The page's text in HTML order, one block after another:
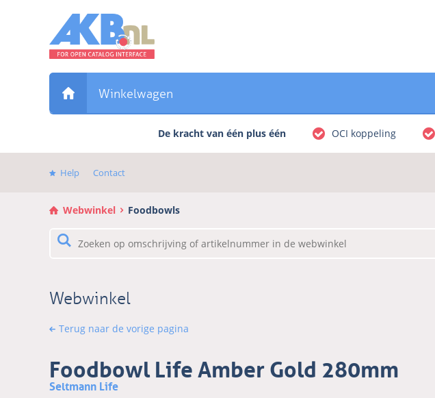
Direct
het
hoofdmenu
Winkelwagen
De kracht van één plus één OCI koppeling
Help Contact
Webwinkel Foodbowls
Webwinkel
Terug naar de vorige pagina
Foodbowl Life Amber Gold 280mm
Seltmann Life